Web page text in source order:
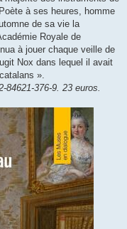
à ses heures, homme
de sa vie la
Royale de
à jouer chaque veille de
Nox dans lequel il avait
».
376-9. 23 euros.